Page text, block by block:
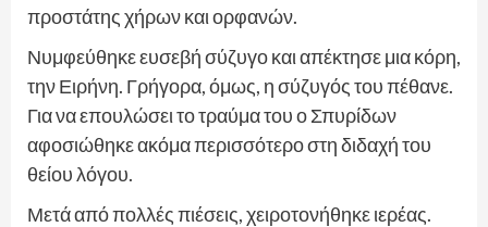
προστάτης χήρων και ορφανών.
Νυμφεύθηκε ευσεβή σύζυγο και απέκτησε μια κόρη,
την Ειρήνη. Γρήγορα, όμως, η σύζυγός του πέθανε.
Για να επουλώσει το τραύμα του ο Σπυρίδων
αφοσιώθηκε ακόμα περισσότερο στη διδαχή του
θείου λόγου.
Μετά από πολλές πιέσεις, χειροτονήθηκε ιερέας.